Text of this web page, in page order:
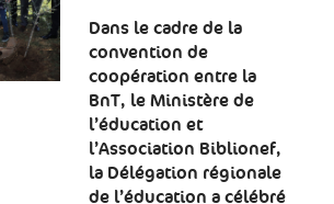
Dans le cadre de la
convention de
coopération entre la
BnT, le Ministère de
l’éducation et
l’Association Biblionef,
la Délégation régionale
de l’éducation a célébré